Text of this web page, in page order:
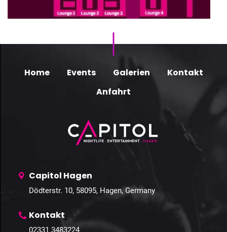
Home Events Galerien
Kontakt
Anfahrt
Capitol Hagen
Dödterstr. 10, 58095, Hagen, Germany
Kontakt
02331 3483224